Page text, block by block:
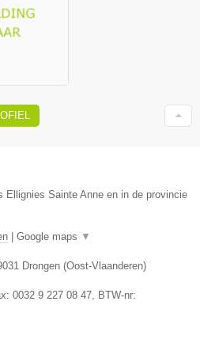
Ellignies Sainte Anne en in de provincie
| Google maps ▼
Drongen (Oost-Vlaanderen)
0032 9 227 08 47 , BTW-nr: